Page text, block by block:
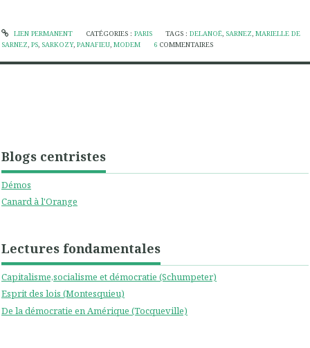
Blogs centristes
Démos
Canard à l'Orange
Lectures fondamentales
Capitalisme,socialisme et démocratie (Schumpeter)
Esprit des lois (Montesquieu)
De la démocratie en Amérique (Tocqueville)
LIEN PERMANENT CATÉGORIES : PARIS TAGS :DELANOË, SARNEZ,MARIELLE DE
SARNEZ, PS, SARKOZY, PANAFIEU, MODEM 6 COMMENTAIRES